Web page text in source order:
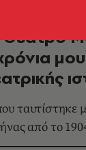
ταυτίστηκε
από το